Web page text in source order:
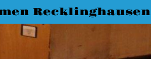
Recklinghausen